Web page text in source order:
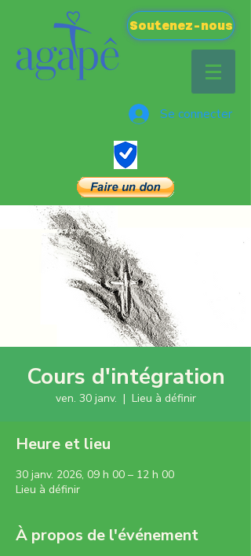
Soutenez-nous
Se connecter
Cours d'intégration
ven. 30 janv.
  |
Lieu à définir
Heure et lieu
30 janv. 2026, 09 h 00 – 12 h 00
Lieu à définir
À propos de l'événement